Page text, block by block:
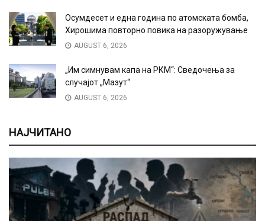
Осумдесет и една година по атомската бомба,
Хирошима повторно повика на разоружување
AUGUST 6, 2026
„Им симнувам капа на РКМ“: Сведочења за
случајот „Мазут“
AUGUST 6, 2026
НАЈЧИТАНО